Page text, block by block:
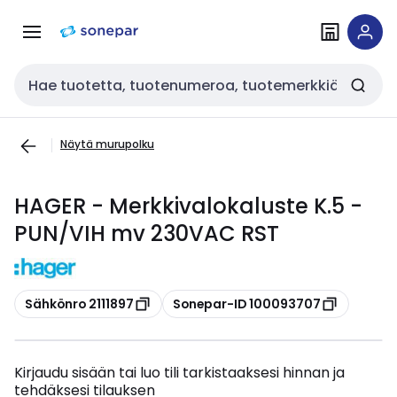
navigointiinsisältöön
Haku
Näytä murupolku
HAGER - Merkkivalokaluste K.5 -
PUN/VIH mv 230VAC RST
Kopioi
Sähkönro 2111897 Kopioi
Sonepar-ID 100093707
Kirjaudu sisään tai luo tili tarkistaaksesi hinnan ja
tehdäksesi tilauksen